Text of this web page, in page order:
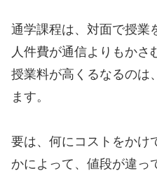
通学課程は、対面で授業
人件費が通信よりもかさ
授業料が高くるなるのは
ます。
要は、何にコストをかけ
かによって、値段が違っ